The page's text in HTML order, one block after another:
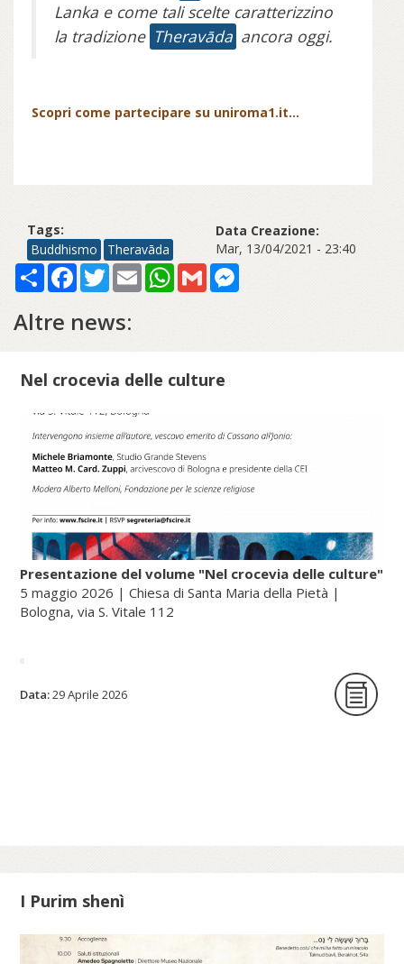
Lanka e come tali scelte caratterizzino
la tradizione Theravāda ancora oggi.
Scopri come partecipare su uniroma1.it...
Tags:
Buddhismo
Theravāda
Data Creazione:
Mar, 13/04/2021 - 23:40
Share Facebook
TwitterEmail WhatsApp
Gmail
Altre news:
Nel crocevia delle culture
Presentazione del volume "Nel crocevia delle culture"
5 maggio 2026 | Chiesa di Santa Maria della Pietà |
Bologna, via S. Vitale 112
lieta di ospitare la presentazione del
Scopri di più su fscire.it...
Data:29 Aprile 2026
I Purim shenì